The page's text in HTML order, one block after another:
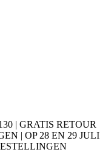
| GRATIS RETOUR
| OP 28 EN 29 JULI